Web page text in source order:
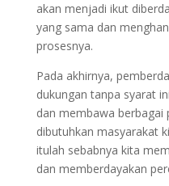
akan menjadi ikut
yang sama dan
prosesnya.
Pada akhirnya,
dukungan tanpa syarat
dan membawa berbagai
dibutuhkan masyarakat
itulah sebabnya kita
dan memberdayakan